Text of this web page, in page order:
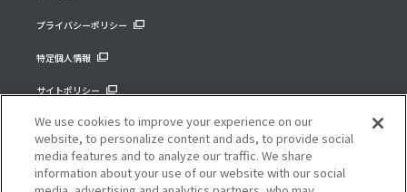
プライバシーポリシー
特定個人情報
サイトポリシー
コーポレートサイト
We use cookies to improve your experience on our
website, to personalize content and ads, to provide social
media features and to analyze our traffic. We share
information about your use of our website with our social